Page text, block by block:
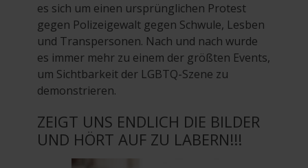
es sich um einen ursprünglichen Protest
gegen Polizeigewalt gegen Schwule, Lesben
und Transpersonen. Nach und nach wurde
es immer mehr zu einem der größten Events,
um Sichtbarkeit der LGBTQ-Szene zu
demonstrieren.
ZEIGT UNS ENDLICH DIE BILDER
UND HÖRT AUF ZU LABERN!!!